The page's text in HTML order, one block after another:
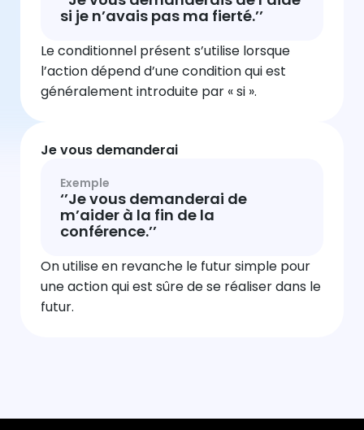
si je n’avais pas ma fierté.’’
Le conditionnel présent s’utilise lorsque
l’action dépend d’une condition qui est
généralement introduite par « si ».
Je vous demanderai
Exemple
‘’Je vous demanderai de
m’aider à la fin de la
conférence.’’
On utilise en revanche le futur simple pour
une action qui est sûre de se réaliser dans le
futur.